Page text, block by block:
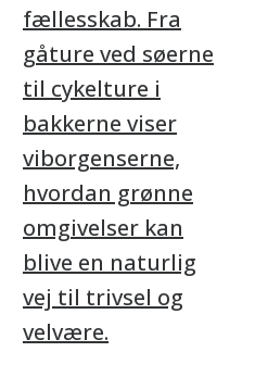
fællesskab. Fra
gåture ved søerne
til cykelture i
bakkerne viser
viborgenserne,
hvordan grønne
omgivelser kan
blive en naturlig
vej til trivsel og
velvære.